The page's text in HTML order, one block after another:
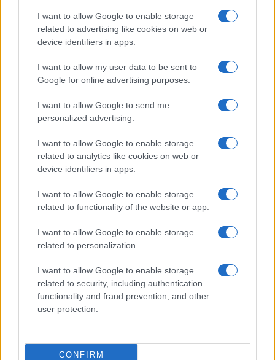
I want to allow Google to enable storage
related to advertising like cookies on web or
device identifiers in apps.
I want to allow my user data to be sent to
Google for online advertising purposes.
I want to allow Google to send me
personalized advertising.
I want to allow Google to enable storage
related to analytics like cookies on web or
device identifiers in apps.
I want to allow Google to enable storage
related to functionality of the website or app.
I want to allow Google to enable storage
related to personalization.
I want to allow Google to enable storage
related to security, including authentication
functionality and fraud prevention, and other
user protection.
CONFIRM
Pôles universitaires et immobilier : stratégies pour un
Camille Durand · 9 Août 2026
Immobilier locatif : comment générer 80 000 € de revenus
annuels en 10 ans
Juliette Bernard · 9 Août 2026
COTATIONS CRYPTO